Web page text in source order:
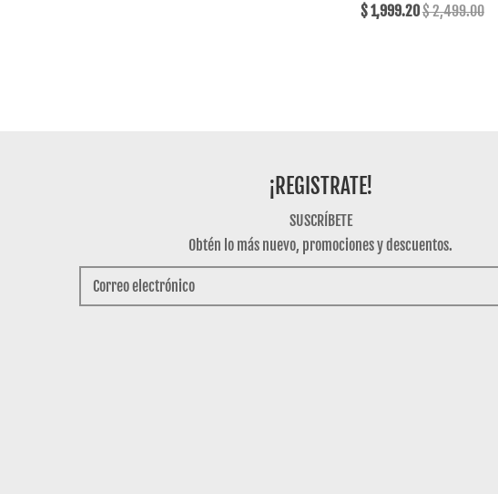
$ 1,999.20$ 2,499.00
¡REGISTRATE!
SUSCRÍBETE
Obtén lo más nuevo, promociones y descuentos.